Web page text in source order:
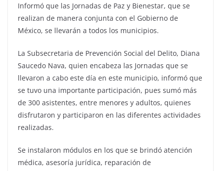
Informó que las Jornadas de Paz y Bienestar, que se
realizan de manera conjunta con el Gobierno de
México, se llevarán a todos los municipios.
La Subsecretaria de Prevención Social del Delito, Diana
Saucedo Nava, quien encabeza las Jornadas que se
llevaron a cabo este día en este municipio, informó que
se tuvo una importante participación, pues sumó más
de 300 asistentes, entre menores y adultos, quienes
disfrutaron y participaron en las diferentes actividades
realizadas.
Se instalaron módulos en los que se brindó atención
médica, asesoría jurídica, reparación de